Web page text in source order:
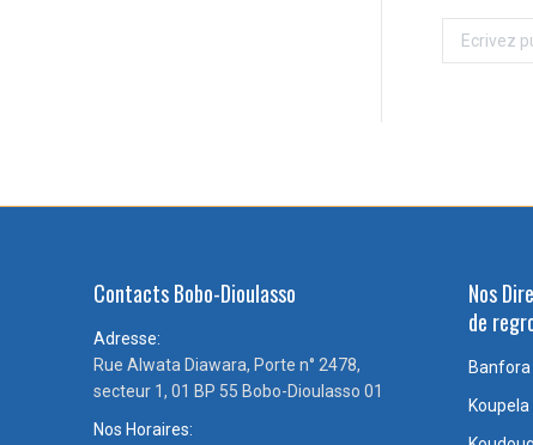
Recherche
Contacts Bobo-Dioulasso
Adresse:
Rue Alwata Diawara, Porte n° 2478,
secteur 1, 01 BP 55 Bobo-Dioulasso 01
Nos Horaires:
Nos
de